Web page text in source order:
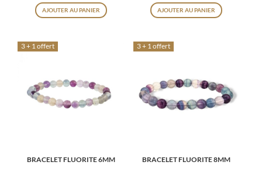
AJOUTER AU PANIER AJOUTER AU PANIER
3 + 1 offert
BRACELET FLUORITE 6MM
3 + 1 offert
BRACELET FLUORITE 8MM